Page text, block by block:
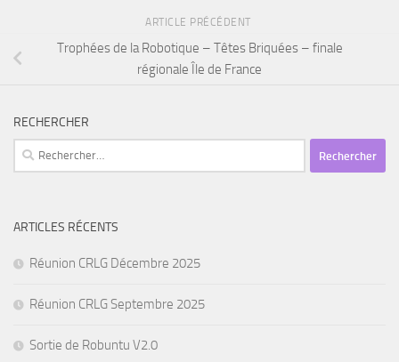
ARTICLE PRÉCÉDENT
Trophées de la Robotique – Têtes Briquées – finale
régionale Île de France
RECHERCHER
Rechercher :
ARTICLES RÉCENTS
Réunion CRLG Décembre 2025
Réunion CRLG Septembre 2025
Sortie de Robuntu V2.0